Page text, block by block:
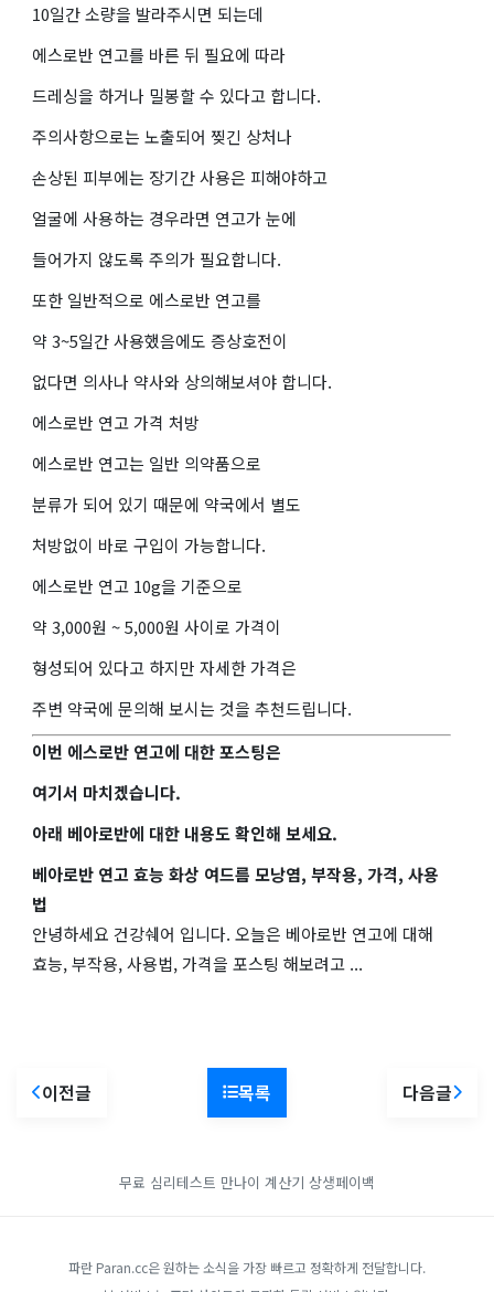
10일간 소량을 발라주시면 되는데
에스로반 연고를 바른 뒤 필요에 따라
드레싱을 하거나 밀봉할 수 있다고 합니다.
주의사항으로는 노출되어 찢긴 상처나
손상된 피부에는 장기간 사용은 피해야하고
얼굴에 사용하는 경우라면 연고가 눈에
들어가지 않도록 주의가 필요합니다.
또한 일반적으로 에스로반 연고를
약 3~5일간 사용했음에도 증상호전이
없다면 의사나 약사와 상의해보셔야 합니다.
에스로반 연고 가격 처방
에스로반 연고는 일반 의약품으로
분류가 되어 있기 때문에 약국에서 별도
처방없이 바로 구입이 가능합니다.
에스로반 연고 10g을 기준으로
약 3,000원 ~ 5,000원 사이로 가격이
형성되어 있다고 하지만 자세한 가격은
주변 약국에 문의해 보시는 것을 추천드립니다.
이번 에스로반 연고에 대한 포스팅은
여기서 마치겠습니다.
아래 베아로반에 대한 내용도 확인해 보세요.
베아로반 연고 효능 화상 여드름 모낭염, 부작용, 가격, 사용
법
안녕하세요 건강쉐어 입니다. 오늘은 베아로반 연고에 대해
효능, 부작용, 사용법, 가격을 포스팅 해보려고 ...
이전글 목록 다음글
무료 심리테스트 만나이 계산기 상생페이백
파란 Paran.cc은 원하는 소식을 가장 빠르고 정확하게 전달합니다.